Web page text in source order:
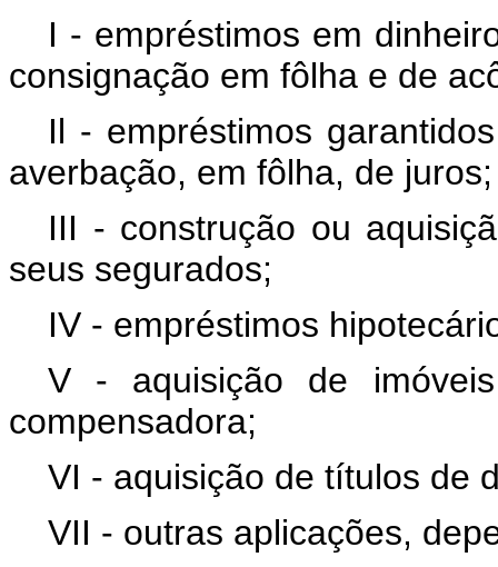
I - empréstimos em
consignação em fôlha e de
Il - empréstimos
averbação, em fôlha, de juros;
III - construção ou
seus segurados;
IV - empréstimos
V - aquisição de
compensadora;
VI - aquisição de títulos de
VII - outras aplicações,